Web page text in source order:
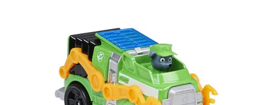
Dostupnost: Skladem1
9921
SPIN MASTER